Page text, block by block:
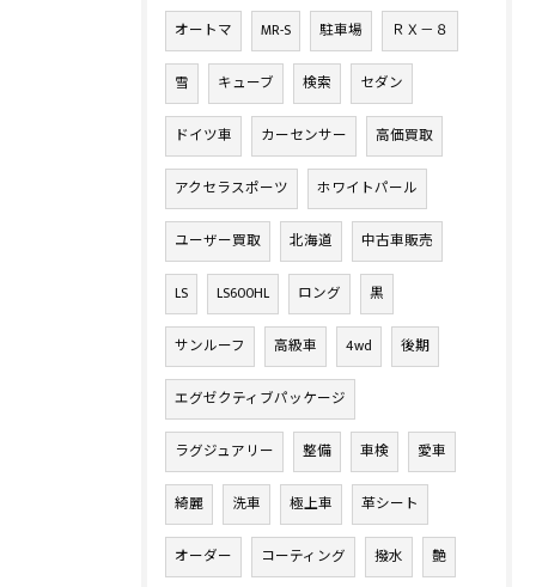
オートマ MR-S 駐車場 ＲＸ－８
雪 キューブ 検索 セダン
ドイツ車 カーセンサー 高価買取
アクセラスポーツ ホワイトパール
ユーザー買取 北海道 中古車販売
LS LS600HL ロング 黒
サンルーフ 高級車 4wd 後期
エグゼクティブパッケージ
ラグジュアリー 整備 車検 愛車
綺麗 洗車 極上車 革シート
オーダー コーティング 撥水 艶